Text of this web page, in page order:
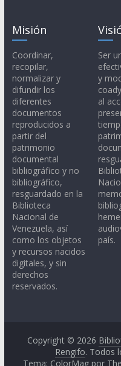
Misión
Coordinar,
recopilar,
normalizar y
difundir los
diferentes
documentos
reproducidos a
partir del
patrimonio
documental
bibliográfico y no
bibliográfico,
resguardado en la
Biblioteca
Nacional de
Venezuela, así
como los objetos
y recursos nacidos
digitales, y sin
derechos
reservados.
Ser
y
al
país.
Copyright © 2026
Rengifo. Todos
Tema: ColorMag por